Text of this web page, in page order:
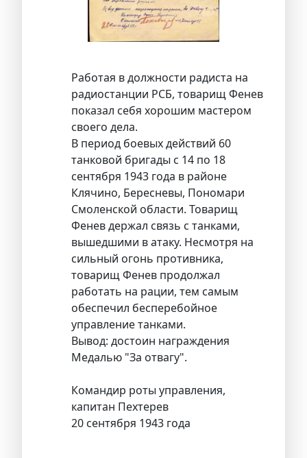
Работая в должности радиста на
радиостанции РСБ, товарищ Фенев
показал себя хорошим мастером
своего дела.
В период боевых действий 60
танковой бригады с 14 по 18
сентября 1943 года в районе
Клячино, Бересневы, Пономари
Смоленской области. Товарищ
Фенев держал связь с танками,
вышедшими в атаку. Несмотря на
сильный огонь противника,
товарищ Фенев продолжал
работать на рации, тем самым
обеспечил бесперебойное
управление танками.
Вывод: достоин награждения
Медалью "За отвагу".
Командир роты управления,
капитан Пехтерев
20 сентября 1943 года